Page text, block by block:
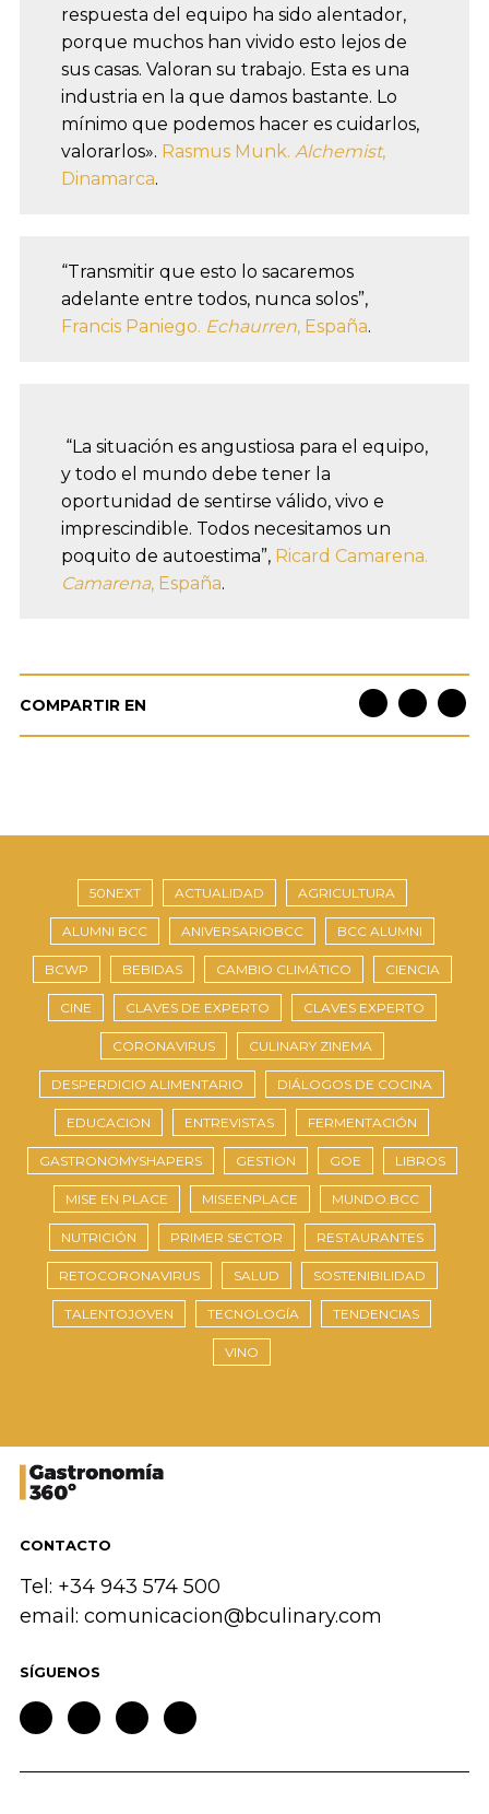
respuesta del equipo ha sido alentador,
porque muchos han vivido esto lejos de
sus casas. Valoran su trabajo. Esta es una
industria en la que damos bastante. Lo
mínimo que podemos hacer es cuidarlos,
valorarlos». Rasmus Munk. Alchemist,
Dinamarca.
“Transmitir que esto lo sacaremos
adelante entre todos, nunca solos”,
Francis Paniego. Echaurren, España.
“La situación es angustiosa para el equipo,
y todo el mundo debe tener la
oportunidad de sentirse válido, vivo e
imprescindible. Todos necesitamos un
poquito de autoestima”, Ricard Camarena.
Camarena, España.
COMPARTIR EN
50NEXT ACTUALIDAD AGRICULTURA
ALUMNI BCC ANIVERSARIOBCC BCC ALUMNI
BCWP BEBIDAS CAMBIO CLIMÁTICO CIENCIA
CINE CLAVES DE EXPERTO CLAVES EXPERTO
CORONAVIRUS CULINARY ZINEMA
DESPERDICIO ALIMENTARIO DIÁLOGOS DE COCINA
EDUCACION ENTREVISTAS FERMENTACIÓN
GASTRONOMYSHAPERS GESTION GOE LIBROS
MISE EN PLACE MISEENPLACE MUNDO.BCC
NUTRICIÓN PRIMER SECTOR RESTAURANTES
RETOCORONAVIRUS SALUD SOSTENIBILIDAD
TALENTOJOVEN TECNOLOGÍA TENDENCIAS
VINO
CONTACTO
Tel: +34 943 574 500
email: comunicacion@bculinary.com
SÍGUENOS